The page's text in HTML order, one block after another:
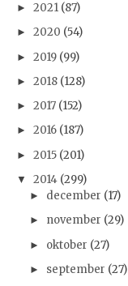
► 2021 (87)
► 2020 (54)
► 2019 (99)
► 2018 (128)
► 2017 (152)
► 2016 (187)
► 2015 (201)
▼ 2014 (299)
► december (17)
► november (29)
► oktober (27)
► september (27)